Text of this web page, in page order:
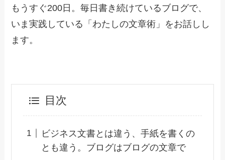
もうすぐ200日。毎日書き続けているブログで、
いま実践している「わたしの文章術」をお話しし
ます。
目次
ビジネス文書とは違う、手紙を書くの
とも違う。ブログはブログの文章で